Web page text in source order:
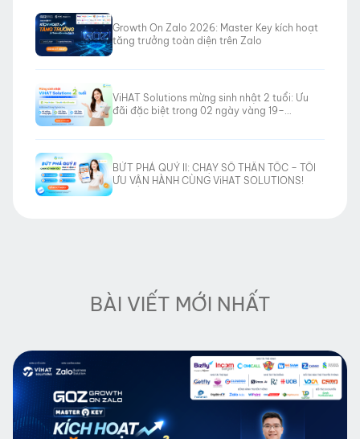
Growth On Zalo 2026: Master Key kích hoạt
tăng trưởng toàn diện trên Zalo
ViHAT Solutions mừng sinh nhật 2 tuổi: Ưu
đãi đặc biệt trong 02 ngày vàng 19–
BỨT PHÁ QUÝ II: CHẠY SỐ THẦN TỐC – TỐI
ƯU VẬN HÀNH CÙNG ViHAT SOLUTIONS!
BÀI VIẾT MỚI NHẤT